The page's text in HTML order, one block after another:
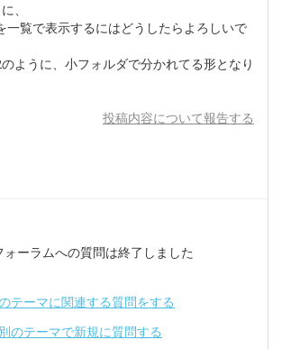
、
一覧で表示するにはどうしたらよろしいで
ように、小フォルダで分かれてる形となり
投稿内容について報告する
ォーラムへの質問は終了しました
テーマに関連する質問をする
別のテーマで新規に質問する